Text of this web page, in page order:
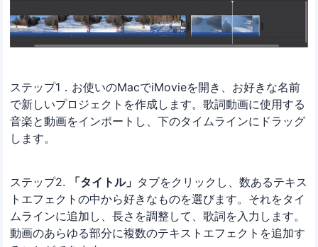
ステップ1．お使いのMacでiMovieを開き、お好きな名前
で新しいプロジェクトを作成します。歌詞動画に使用する
音楽と動画をインポートし、下のタイムラインにドラッグ
します。
ステップ2. 「タイトル」 タブをクリックし、数あるテキス
トエフェクトの中から好きなものを選びます。それをタイ
ムラインに追加し、長さを調整して、歌詞を入力します。
動画のあらゆる部分に複数のテキストエフェクトを追加す